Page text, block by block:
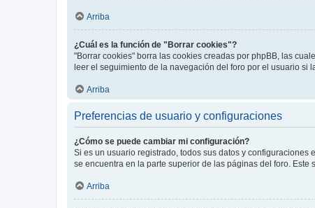
Arriba
¿Cuál es la función de "Borrar cookies"?
"Borrar cookies" borra las cookies creadas por phpBB, las
leer el seguimiento de la navegación del foro por el usuario si
Arriba
Preferencias de usuario y configuraciones
¿Cómo se puede cambiar mi configuración?
Si es un usuario registrado, todos sus datos y
se encuentra en la parte superior de las páginas del foro. Este
Arriba